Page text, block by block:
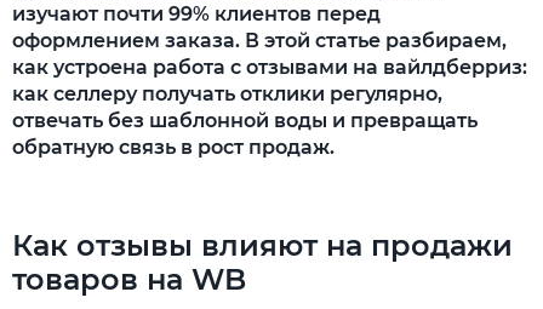
изучают почти 99% клиентов перед
оформлением заказа. В этой статье разбираем,
как устроена работа с отзывами на вайлдберриз:
как селлеру получать отклики регулярно,
отвечать без шаблонной воды и превращать
обратную связь в рост продаж.
Как отзывы влияют на продажи
товаров на WB
Какие шаблоны ответов на отзывы
существуют на Wildberries?
Как работать с вопросами на Wildberries?
Как автоматизировать работу с отзывами на
на Wildberries?
Основные ошибки при работе с отзывами